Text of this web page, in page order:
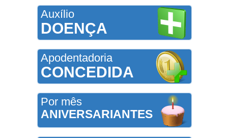
Auxílio
DOENÇA
Apodentadoria
CONCEDIDA
Por mês
ANIVERSARIANTES